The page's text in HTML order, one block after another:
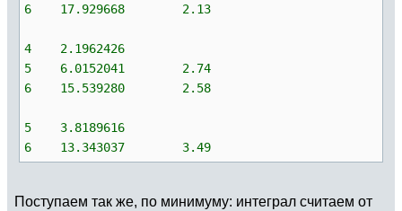
6 17.929668 2.13
4 2.1962426
5 6.0152041 2.74
6 15.539280 2.58
5 3.8189616
6 13.343037 3.49
Поступаем так же, по минимуму: интеграл считаем от